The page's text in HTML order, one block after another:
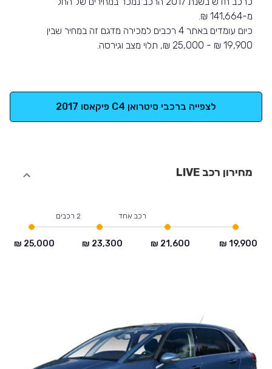
מ-141,664 ₪.
כיום עומדים באתר 4 רכבים למכירה מדגם זה במחיר שבין
19,900 ₪ - 25,000 ₪, תלוי מצב וגירסה.
לצפייה ברכבי סיטרואן C4 פיקאסו 2017
מחירון רכב LIVE
רכב אחד 2 רכבים